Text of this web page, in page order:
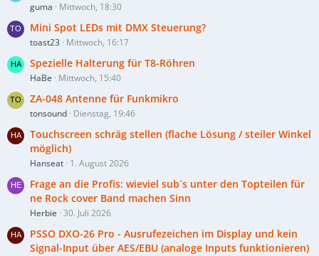
guma Mittwoch, 18:30
Mini Spot LEDs mit DMX Steuerung?
toast23 Mittwoch, 16:17
Spezielle Halterung für T8-Röhren
HaBe Mittwoch, 15:40
ZA-048 Antenne für Funkmikro
tonsound Dienstag, 19:46
Touchscreen schräg stellen (flache Lösung / steiler Winkel
möglich)
Hanseat 1. August 2026
Frage an die Profis: wieviel sub´s unter den Topteilen für
ne Rock cover Band machen Sinn
Herbie 30. Juli 2026
PSSO DXO-26 Pro - Ausrufezeichen im Display und kein
Signal-Input über AES/EBU (analoge Inputs funktionieren)